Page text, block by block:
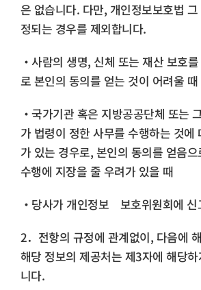
은 없습니다. 다만, 개인정보보호법
정되는 경우를 제외합니다.
・사람의 생명, 신체 또는 재산 보호
로 본인의 동의를 얻는 것이 어려울 때
・국가기관 혹은 지방공공단체 또는
가 법령이 정한 사무를 수행하는 것에
가 있는 경우로, 본인의 동의를 얻음
수행에 지장을 줄 우려가 있을 때
・당사가 개인정보 보호위원회에 신
2．전항의 규정에 관계없이, 다음에
해당 정보의 제공처는 제3자에 해당
니다.